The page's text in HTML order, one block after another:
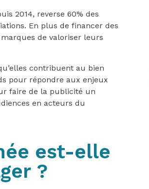
2014, reverse 60% des
En plus de financer des
de valoriser leurs
contribuent au bien
pour répondre aux enjeux
faire de la publicité un
en acteurs du
est-elle
?